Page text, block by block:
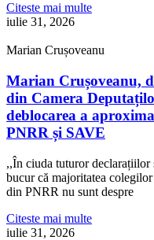
Citeste mai multe
iulie 31, 2026
Marian Crușoveanu
Marian Crușoveanu,
din Camera
deblocarea a
PNRR și SAVE
,,În ciuda tuturor
bucur că majoritatea
din PNRR nu sunt despre
Citeste mai multe
iulie 31, 2026